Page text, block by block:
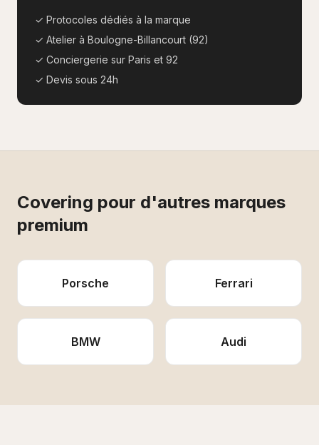
✓ Protocoles dédiés à la marque
✓ Atelier à Boulogne-Billancourt (92)
✓ Conciergerie sur Paris et 92
✓ Devis sous 24h
Covering pour d'autres marques
premium
Porsche Ferrari
BMW Audi